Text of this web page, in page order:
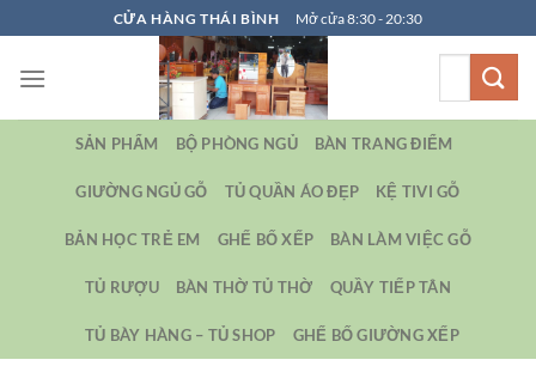
qua
nội
CỬA HÀNG THÁI BÌNH Mở cửa 8:30 - 20:30
SẢN PHẨM BỘ PHÒNG NGỦ BÀN TRANG ĐIỂM
GIƯỜNG NGỦ GỖ TỦ QUẦN ÁO ĐẸP KỆ TIVI GỖ
BẢN HỌC TRẺ EM GHẾ BỐ XẾP BÀN LÀM VIỆC GỖ
TỦ RƯỢU BÀN THỜ TỦ THỜ QUẦY TIẾP TÂN
TỦ BÀY HÀNG – TỦ SHOP GHẾ BỐ GIƯỜNG XẾP